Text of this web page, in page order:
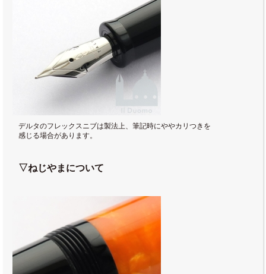
デルタのフレックスニブは製法上、筆記時にややカリつきを
感じる場合があります。
▽ねじやまについて